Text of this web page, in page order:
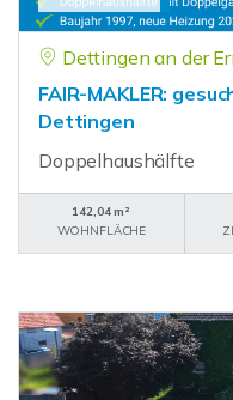
Dettingen an der
FAIR-MAKLER:
Dettingen
Doppelhaushälfte
142,04 m²
WOHNFLÄCHE